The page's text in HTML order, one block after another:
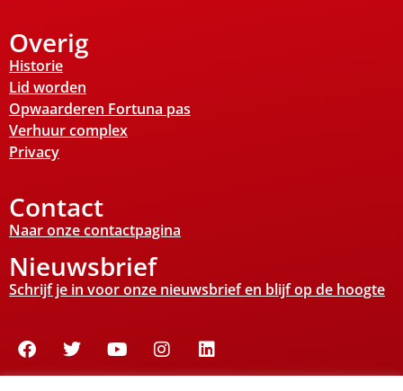
Overig
Historie
Lid worden
Opwaarderen Fortuna pas
Verhuur complex
Privacy
Contact
Naar onze contactpagina
Nieuwsbrief
Schrijf je in voor onze nieuwsbrief en blijf op de hoogte